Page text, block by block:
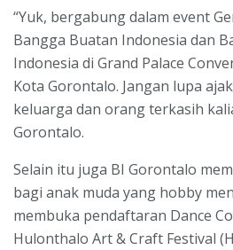
“Yuk, bergabung dalam event
Bangga Buatan Indonesia dan
Indonesia di Grand Palace
Kota Gorontalo. Jangan lupa
keluarga dan orang terkasih
Gorontalo.
Selain itu juga BI Gorontalo
bagi anak muda yang hobby
membuka pendaftaran Dance
Hulonthalo Art & Craft Festival